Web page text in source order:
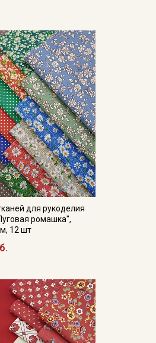
в оттенках между
125гр/м.кв
м.кв
м.кв
для рукоделия
ромашка",
12 шт